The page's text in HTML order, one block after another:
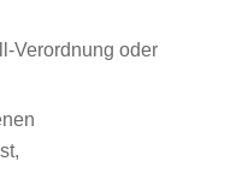
Verordnung oder